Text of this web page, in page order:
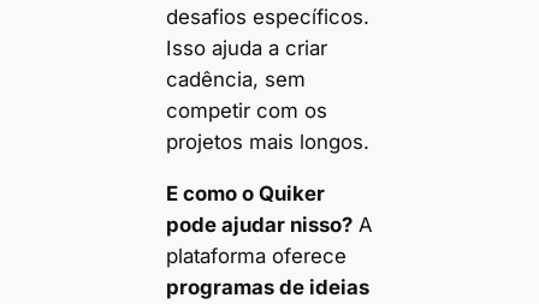
desafios específicos.
Isso ajuda a criar
cadência, sem
competir com os
projetos mais longos.
E como o Quiker
pode ajudar nisso?A
plataforma oferece
programas de ideias